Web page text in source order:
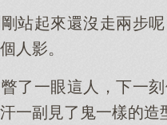
站起來還沒走兩步呢
人影。
了一眼這人，下一
一副見了鬼一樣的造